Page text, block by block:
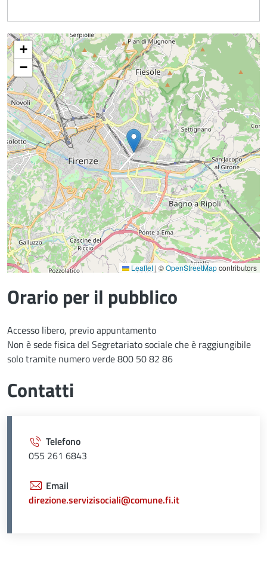
+
−
Leaflet | ©OpenStreetMapcontributors
Orario per il pubblico
Accesso libero, previo appuntamento
Non è sede fisica del Segretariato sociale che è raggiungibile
solo tramite numero verde 800 50 82 86
Contatti
Telefono
055 261 6843
Email
direzione.servizisociali@comune.fi.it